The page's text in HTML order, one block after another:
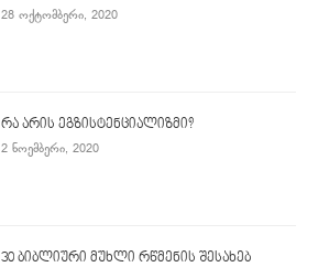
28 ოქტომბერი, 2020
რა არის ეგზისტენციალიზმი?
2 ნოემბერი, 2020
30 ბიბლიური მუხლი რწმენის შესახებ